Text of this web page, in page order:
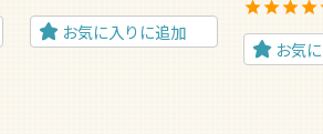
お気に入りに追加
お気